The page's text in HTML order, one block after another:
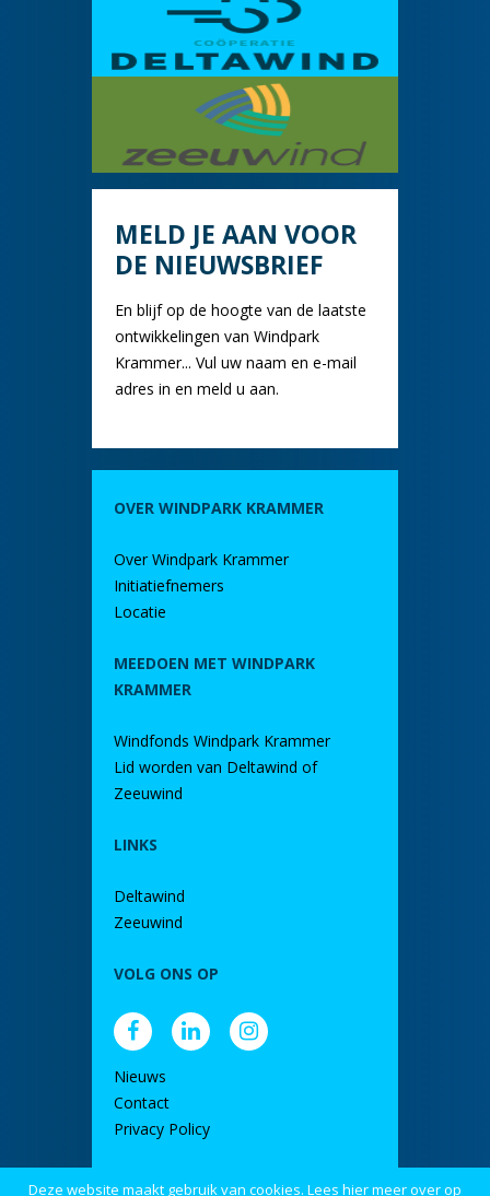
MELD JE AAN VOOR
DE NIEUWSBRIEF
En blijf op de hoogte van de laatste
ontwikkelingen van Windpark
Krammer... Vul uw naam en e-mail
adres in en meld u aan.
OVER WINDPARK KRAMMER
Over Windpark Krammer
Initiatiefnemers
Locatie
MEEDOEN MET WINDPARK
KRAMMER
Windfonds Windpark Krammer
Lid worden van Deltawind of
Zeeuwind
LINKS
Deltawind
Zeeuwind
VOLG ONS OP
Nieuws
Contact
Privacy Policy
Deze website maakt gebruik van cookies. Lees hier meer over op